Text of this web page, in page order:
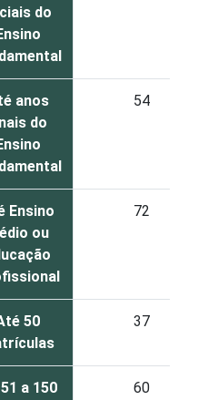
do
anos
do
54
Ensino
ou
72
50
37
a 150
60